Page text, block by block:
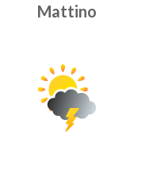
Mattino